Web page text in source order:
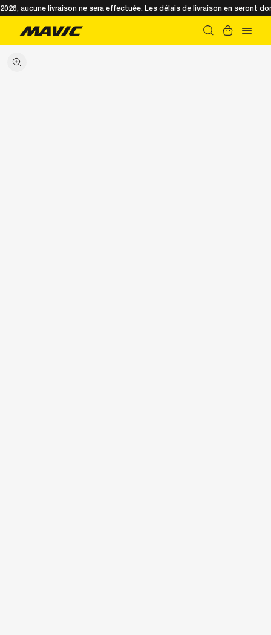
aucune livraison ne sera effectuée. Les délais de livraison en seront